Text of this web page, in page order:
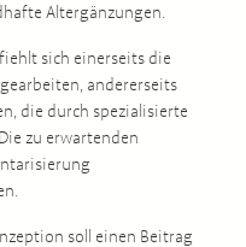
Altergänzungen.
sich einerseits die
andererseits
die durch spezialisierte
zu erwartenden
soll einen Beitrag